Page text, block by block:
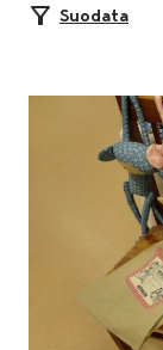
Suodata